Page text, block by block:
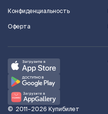
Конфиденциальность
Оферта
© 2011–2026 Купибилет